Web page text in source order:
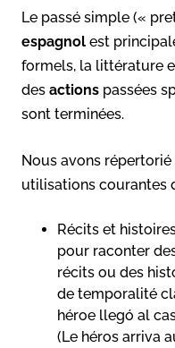
Le passé simple («
espagnol est
formels, la littérature
des actions passées
sont terminées.
Nous avons
utilisations courantes
Récits et
pour raconter
récits ou des
de temporalité
héroe llegó al
(Le héros arriva